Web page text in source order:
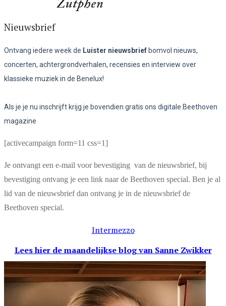
Nieuwsbrief
Ontvang iedere week de Luister nieuwsbrief bomvol nieuws,
concerten, achtergrondverhalen, recensies en interview over
klassieke muziek in de Benelux!
Als je je nu inschrijft krijg je bovendien gratis ons digitale Beethoven
magazine
[activecampaign form=11 css=1]
Je ontvangt een e-mail voor bevestiging van de nieuwsbrief, bij
bevestiging ontvang je een link naar de Beethoven special. Ben je al
lid van de nieuwsbrief dan ontvang je in de nieuwsbrief de
Beethoven special.
Intermezzo
Lees hier de maandelijkse blogvan Sanne Zwikker